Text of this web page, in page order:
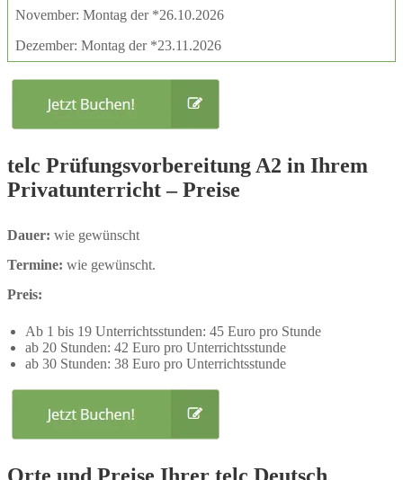
November: Montag der *26.10.2026
Dezember: Montag der *23.11.2026
telc Prüfungsvorbereitung A2 in Ihrem
Privatunterricht – Preise
Dauer: wie gewünscht
Termine: wie gewünscht.
Preis:
Ab 1 bis 19 Unterrichtsstunden: 45 Euro pro Stunde
ab 20 Stunden: 42 Euro pro Unterrichtsstunde
ab 30 Stunden: 38 Euro pro Unterrichtsstunde
Orte und Preise Ihrer telc Deutsch